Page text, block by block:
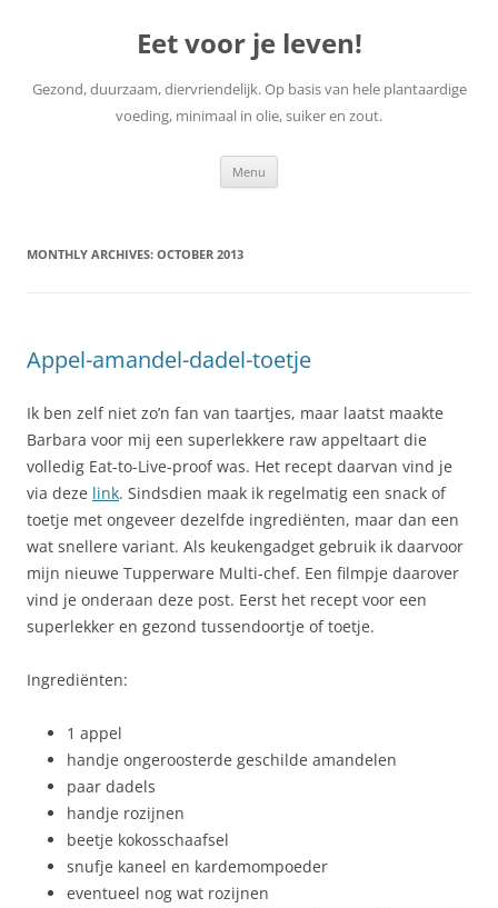
Eet voor je leven!
Gezond, duurzaam, diervriendelijk. Op basis van hele plantaardige
voeding, minimaal in olie, suiker en zout.
Menu
MONTHLY ARCHIVES: OCTOBER 2013
Appel-amandel-dadel-toetje
Ik ben zelf niet zo’n fan van taartjes, maar laatst maakte
Barbara voor mij een superlekkere raw appeltaart die
volledig Eat-to-Live-proof was. Het recept daarvan vind je
via deze link. Sindsdien maak ik regelmatig een snack of
toetje met ongeveer dezelfde ingrediënten, maar dan een
wat snellere variant. Als keukengadget gebruik ik daarvoor
mijn nieuwe Tupperware Multi-chef. Een filmpje daarover
vind je onderaan deze post. Eerst het recept voor een
superlekker en gezond tussendoortje of toetje.
Ingrediënten:
1 appel
handje ongeroosterde geschilde amandelen
paar dadels
handje rozijnen
beetje kokosschaafsel
snufje kaneel en kardemompoeder
eventueel nog wat rozijnen